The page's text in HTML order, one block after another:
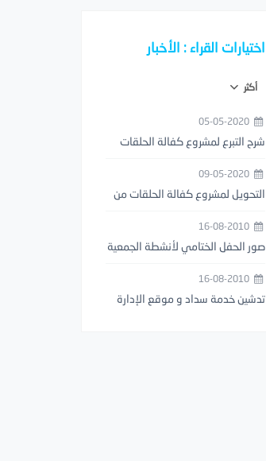
اختيارات القراء : الأخبار
أكثر
05-05-2020
شرح التبرع لمشروع كفالة الحلقات
09-05-2020
التحويل لمشروع كفالة الحلقات من
16-08-2010
صور الحفل الختامي لأنشطة الجمعية
16-08-2010
تدشين خدمة سداد و موقع الإدارة